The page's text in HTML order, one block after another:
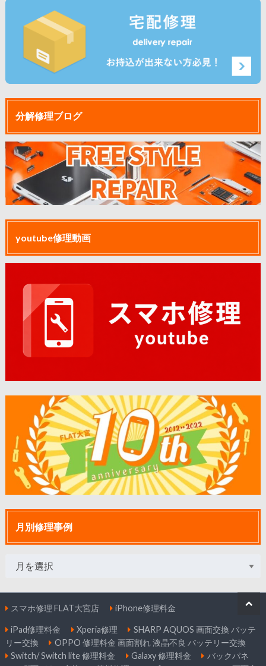
分解修理ブログ
youtube修理動画
月別修理事例
スマホ修理 FLAT大宮店 iPhone修理料金
iPad修理料金 Xperia修理
SHARP AQUOS 画面交換 バッテ
リー交換
OPPO 修理料金 画面割れ 液晶不良 バッテリー交換
Switch/ Switch lite 修理料金
Galaxy 修理料金
バックパネ